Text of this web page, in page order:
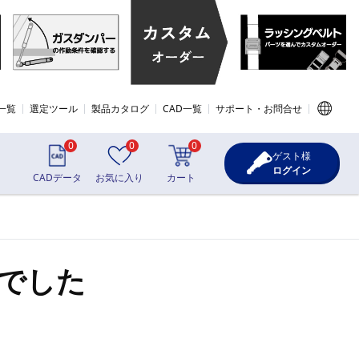
覧 選定ツール 製品カタログ CAD一覧 サポート・お問合せ
0
CADデータ
0
お気に入り
0
カート
ゲスト様
ログイン
した